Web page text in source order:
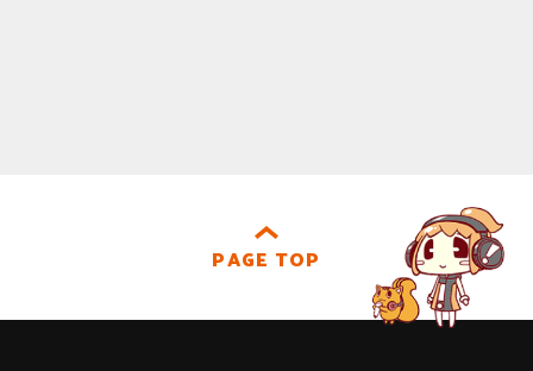
PAGE TOP